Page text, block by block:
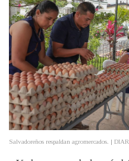
Salvadoreños respaldan agromercados. |